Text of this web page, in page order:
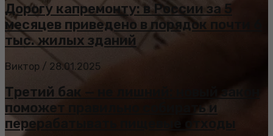
Дорогу капремонту: в России за 5
месяцев приведено в порядок почти 6
тыс. жилых зданий
Виктор / 28.01.2025
Третий бак — не лишний: новый закон
поможет правильно собирать и
перерабатывать пищевые отходы